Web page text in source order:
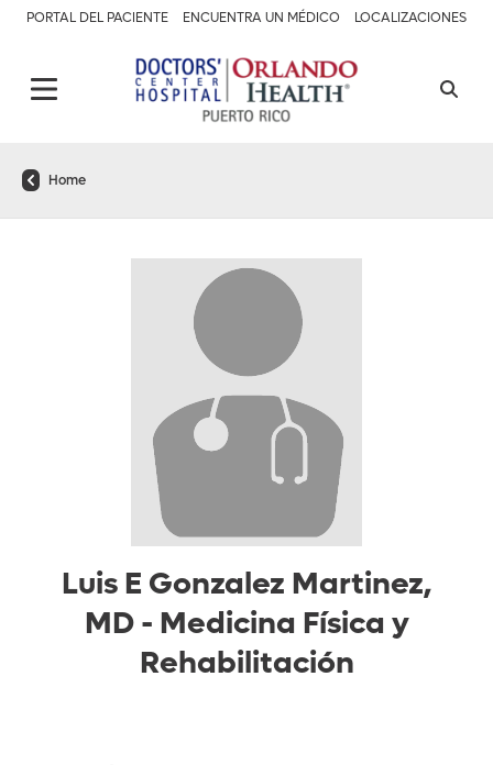
PORTAL DEL PACIENTE ENCUENTRA UN MÉDICO LOCALIZACIONES
Home
Luis E Gonzalez Martinez,
MD - Medicina Física y
Rehabilitación